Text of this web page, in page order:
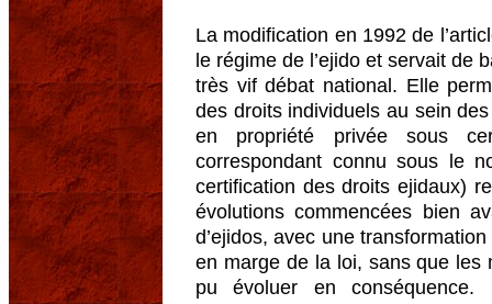
La modification en 1992 de
le régime de l’ejido et servait de
très vif débat national. Elle
des droits individuels au sein
en propriété privée sous
correspondant connu sous le
certification des droits ejidaux)
évolutions commencées bien
d’ejidos, avec une
en marge de la loi, sans que les
pu évoluer en conséquence.